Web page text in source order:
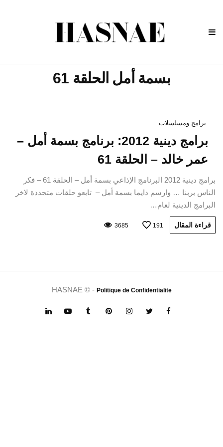
بسمة أمل الحلقة 61
برامج ومسلسلات
برامج دينية 2012: برنامج بسمة أمل –
عمر خالد – الحلقة 61
برامج دينية 2012 البرنامج الإذاعي بسمة أمل – الحلقة 61 – فكر
الناس بربنا … وارسم دايما بسمة أمل – تابعو حلقات متجددة لاخر
البرامج الدينية لعام…
قراءة المقال 191
3685
HASNAE © - Politique de Confidentialite